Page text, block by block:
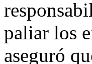
paliar los
aseguró